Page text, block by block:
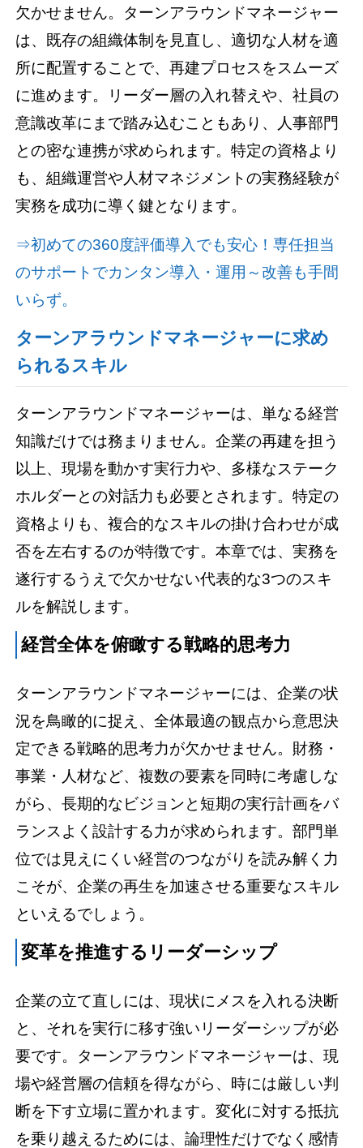
欠かせません。ターンアラウンドマネージャー
は、既存の組織体制を見直し、適切な人材を適
所に配置することで、再建プロセスをスムーズ
に進めます。リーダー層の入れ替えや、社員の
意識改革にまで踏み込むこともあり、人事部門
との密な連携が求められます。特定の資格より
も、組織運営や人材マネジメントの実務経験が
実務を成功に導く鍵となります。
⇒初めての360度評価導入でも安心！専任担当
のサポートでカンタン導入・運用～改善も手間
いらず。
ターンアラウンドマネージャーに求め
られるスキル
ターンアラウンドマネージャーは、単なる経営
知識だけでは務まりません。企業の再建を担う
以上、現場を動かす実行力や、多様なステーク
ホルダーとの対話力も必要とされます。特定の
資格よりも、複合的なスキルの掛け合わせが成
否を左右するのが特徴です。本章では、実務を
遂行するうえで欠かせない代表的な3つのスキ
ルを解説します。
経営全体を俯瞰する戦略的思考力
ターンアラウンドマネージャーには、企業の状
況を鳥瞰的に捉え、全体最適の観点から意思決
定できる戦略的思考力が欠かせません。財務・
事業・人材など、複数の要素を同時に考慮しな
がら、長期的なビジョンと短期の実行計画をバ
ランスよく設計する力が求められます。部門単
位では見えにくい経営のつながりを読み解く力
こそが、企業の再生を加速させる重要なスキル
といえるでしょう。
変革を推進するリーダーシップ
企業の立て直しには、現状にメスを入れる決断
と、それを実行に移す強いリーダーシップが必
要です。ターンアラウンドマネージャーは、現
場や経営層の信頼を得ながら、時には厳しい判
断を下す立場に置かれます。変化に対する抵抗
を乗り越えるためには、論理性だけでなく感情